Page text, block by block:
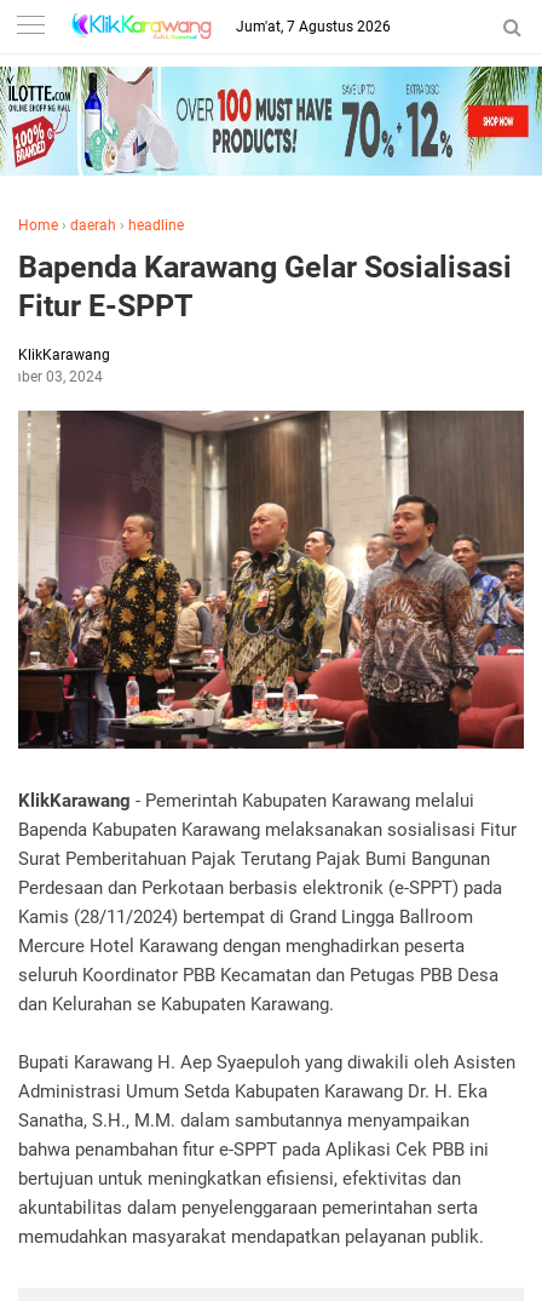
Jum'at, 7 Agustus 2026
Home › daerah › headline
Bapenda Karawang Gelar Sosialisasi
Fitur E-SPPT
KlikKarawang
03, 2024
KlikKarawang - Pemerintah Kabupaten Karawang melalui
Bapenda Kabupaten Karawang melaksanakan sosialisasi Fitur
Surat Pemberitahuan Pajak Terutang Pajak Bumi Bangunan
Perdesaan dan Perkotaan berbasis elektronik (e-SPPT) pada
Kamis (28/11/2024) bertempat di Grand Lingga Ballroom
Mercure Hotel Karawang dengan menghadirkan peserta
seluruh Koordinator PBB Kecamatan dan Petugas PBB Desa
dan Kelurahan se Kabupaten Karawang.
Bupati Karawang H. Aep Syaepuloh yang diwakili oleh Asisten
Administrasi Umum Setda Kabupaten Karawang Dr. H. Eka
Sanatha, S.H., M.M. dalam sambutannya menyampaikan
bahwa penambahan fitur e-SPPT pada Aplikasi Cek PBB ini
bertujuan untuk meningkatkan efisiensi, efektivitas dan
akuntabilitas dalam penyelenggaraan pemerintahan serta
memudahkan masyarakat mendapatkan pelayanan publik.